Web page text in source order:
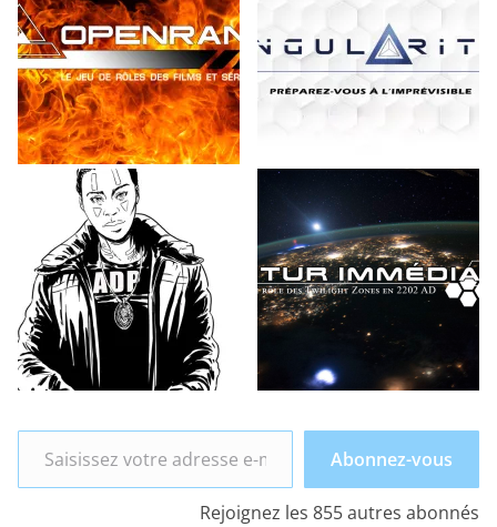
Saisissez votre adresse e-mail…
Abonnez-vous
Rejoignez les 855 autres abonnés